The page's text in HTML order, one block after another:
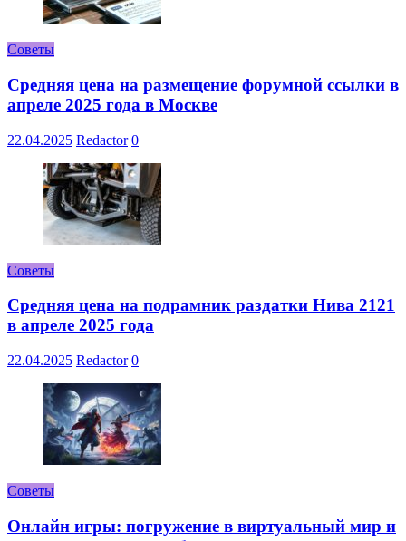
Советы
Средняя цена на размещение форумной ссылки в
апреле 2025 года в Москве
22.04.2025 Redactor 0
Советы
Средняя цена на подрамник раздатки Нива 2121
в апреле 2025 года
22.04.2025 Redactor 0
Советы
Онлайн игры: погружение в виртуальный мир и